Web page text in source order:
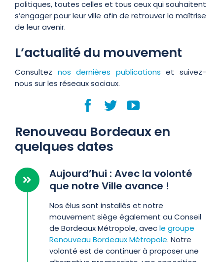
politiques, toutes celles et tous ceux qui souhaitent
s’engager pour leur ville afin de retrouver la maîtrise
de leur avenir.
L’actualité du mouvement
Consultez nos dernières publications et suivez-
nous sur les réseaux sociaux.
Renouveau Bordeaux en
quelques dates
Aujourd’hui : Avec la volonté
que notre Ville avance !
Nos élus sont installés et notre
mouvement siège également au Conseil
de Bordeaux Métropole, avecle groupe
Renouveau Bordeaux Métropole. Notre
volonté est de continuer à proposer une